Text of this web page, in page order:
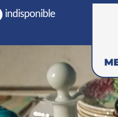
indisponible